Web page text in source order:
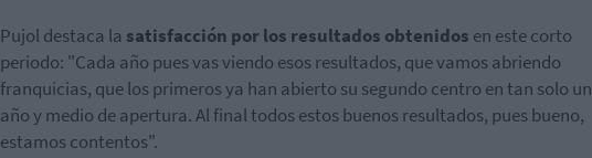
Pujol destaca la satisfacción por los resultados obtenidos en este corto
periodo: "Cada año pues vas viendo esos resultados, que vamos abriendo
franquicias, que los primeros ya han abierto su segundo centro en tan solo un
año y medio de apertura. Al final todos estos buenos resultados, pues bueno,
estamos contentos".